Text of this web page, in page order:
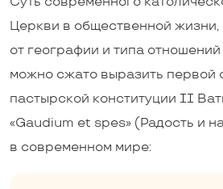
Церкви в общественной жизни,
от географии и типа
можно сжато выразить первой
пастырской конституции II
«Gaudium et spes» (Радость и
в современном мире: